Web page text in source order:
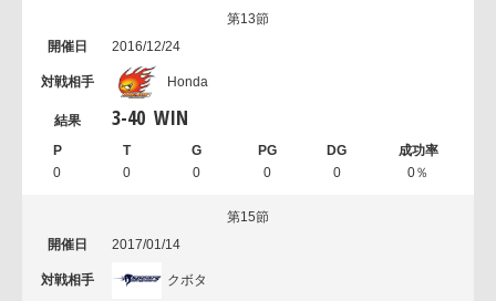
第13節
2016/12/24
Honda
3-40 WIN
0 0 0 0 0 0％
第15節
2017/01/14
クボタ